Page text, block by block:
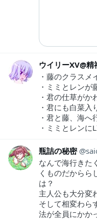
・藤のクラス
・ミミとレン
・君の仕草がか
・君にも白菜入
・君と藤、海へ
・ミミとレンに
瓶詰の秘密
なんで海行きた
くものだからら
は？
主人公も大分変
そして相変わら
法が全員にかか